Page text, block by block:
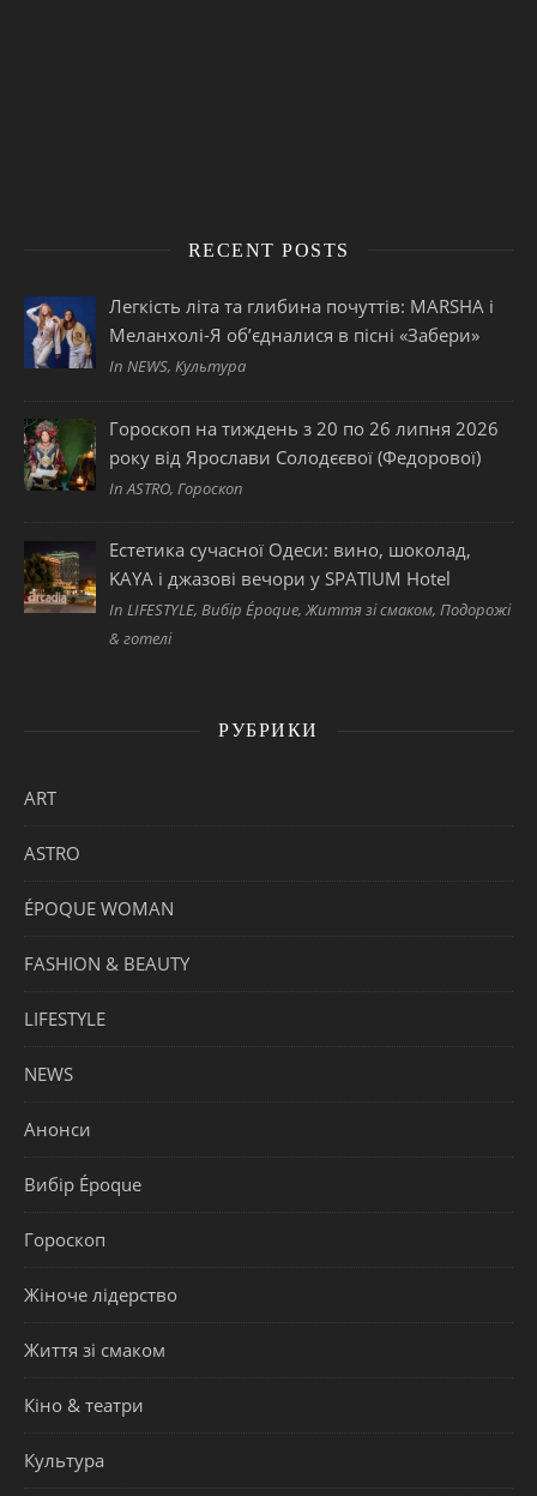
RECENT POSTS
Легкість літа та глибина почуттів: MARSHA і
Меланхолі-Я об’єдналися в пісні «Забери»
In NEWS, Культура
Гороскоп на тиждень з 20 по 26 липня 2026
року від Ярослави Солодєєвої (Федорової)
In ASTRO, Гороскоп
Естетика сучасної Одеси: вино, шоколад,
KAYA і джазові вечори у SPATIUM Hotel
In LIFESTYLE, Вибір Époque, Життя зі смаком, Подорожі
& готелі
РУБРИКИ
ART
ASTRO
ÉPOQUE WOMAN
FASHION & BEAUTY
LIFESTYLE
NEWS
Анонси
Вибір Époque
Гороскоп
Жіноче лідерство
Життя зі смаком
Кіно & театри
Культура